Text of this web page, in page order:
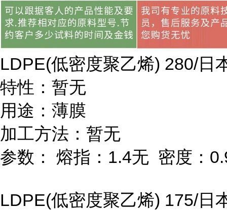
LDPE(低密度聚乙烯) 280/日
特性：暂无
用途：薄膜
加工方法：暂无
参数：
熔指： 1.4无 密度：
LDPE(低密度聚乙烯) 175/日